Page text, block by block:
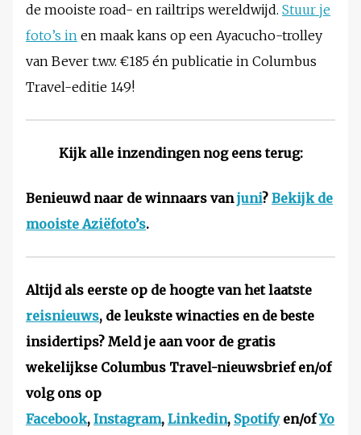
de mooiste road- en railtrips wereldwijd. Stuur je
foto’s in en maak kans op een Ayacucho-trolley
van Bever t.w.v. €185 én publicatie in Columbus
Travel-editie 149!
Kijk alle inzendingen nog eens terug:
Benieuwd naar de winnaars vanjuni? Bekijk de
mooiste Aziëfoto’s.
Altijd als eerste op de hoogte van het laatste
reisnieuws, de leukste winacties en de beste
insidertips? Meld je aan voor de gratis
wekelijkse Columbus Travel-nieuwsbrief en/of
volg ons op
Facebook, Instagram, Linkedin, Spotifyen/ofYo